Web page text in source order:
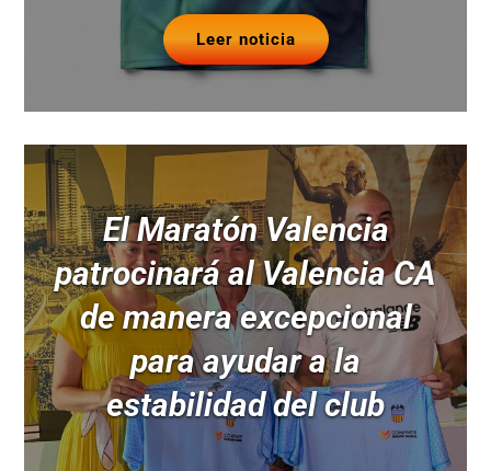
Leer noticia
El Maratón Valencia
patrocinará al Valencia CA
de manera excepcional
para ayudar a la
estabilidad del club